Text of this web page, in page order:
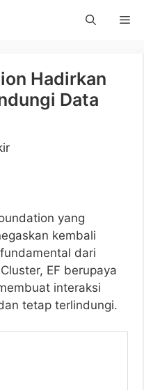
Hadirkan
Data
yang
kembali
dari
EF berupaya
interaksi
tetap terlindungi.